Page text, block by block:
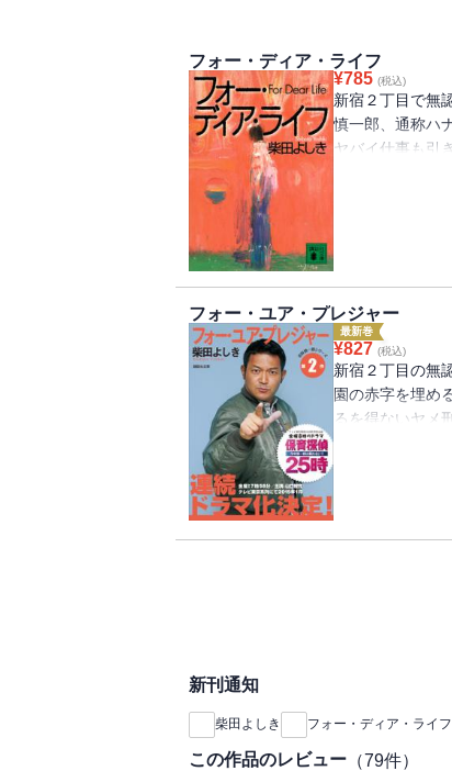
フォー・ディア・ライフ
¥785 (税込)
新宿２丁目で無
慎一郎、通称ハ
ヤバイ仕事も引
娘を探すうちに
フォー・ユア・プレジャー
最新巻
¥827 (税込)
新宿２丁目の無
園の赤字を埋め
るを得ないヤメ
OLが一夜を過
新刊通知
柴田よしき フォー・ディア・ライフ
この作品のレビュー （79件）